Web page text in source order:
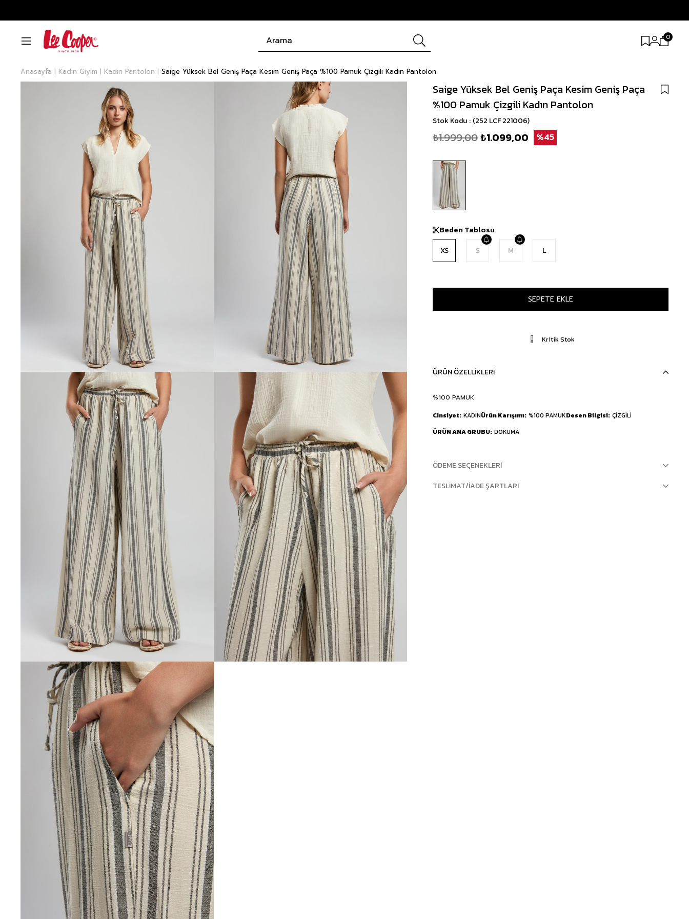
0
Anasayfa Kadın Giyim Kadın Pantolon Saige Yüksek Bel Geniş Paça Kesim Geniş Paça %100 Pamuk Çizgili Kadın Pantolon
Saige Yüksek Bel Geniş Paça Kesim Geniş Paça
%100 Pamuk Çizgili Kadın Pantolon
Stok Kodu (252 LCF 221006)
₺1.999,00₺1.099,00 45
Beden Tablosu
XS S M L
Kritik Stok
ÜRÜN ÖZELLIKLERI
%100 PAMUK
Cinsiyet KADINÜrün Karışımı %100 PAMUKDesen Bilgisi ÇİZGİLİ
ÜRÜN ANA GRUBU DOKUMA
ÖDEME SEÇENEKLERI
TESLIMAT/İADE ŞARTLARI